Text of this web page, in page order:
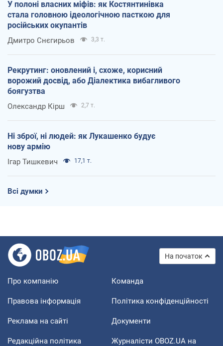
У полоні власних міфів: як Костянтинівка
стала головною ідеологічною пасткою для
російських окупантів
Дмитро Снєгирьов 3,3 т.
Рекрутинг: оновлений і, схоже, корисний
ворожий досвід, або Діалектика вибагливого
боягузтва
Олександр Кірш 2,7 т.
Ні зброї, ні людей: як Лукашенко будує
нову армію
Ігар Тишкевич 17,1 т.
Всі думки
На початок
Про компанію Команда
Правова інформація Політика конфіденційності
Реклама на сайті Документи
Редакційна політика
Журналісти OBOZ.UA на